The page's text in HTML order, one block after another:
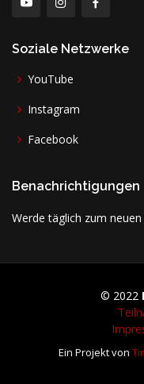
Soziale Netzwerke
YouTube
Instagram
Facebook
Benachrichtigungen
Werde täglich zum
© 2022
Ein Projekt von